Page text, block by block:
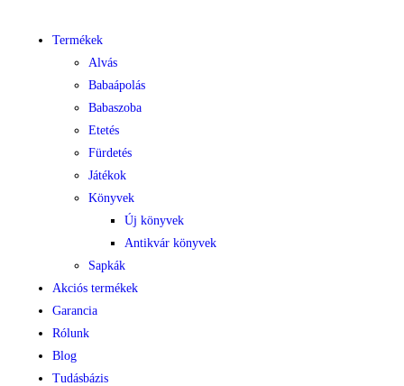
Termékek
Alvás
Babaápolás
Babaszoba
Etetés
Fürdetés
Játékok
Könyvek
Új könyvek
Antikvár könyvek
Sapkák
Akciós termékek
Garancia
Rólunk
Blog
Tudásbázis